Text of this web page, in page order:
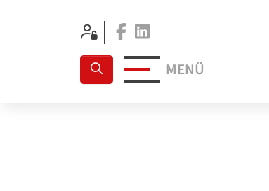
Facebook
MENÜ